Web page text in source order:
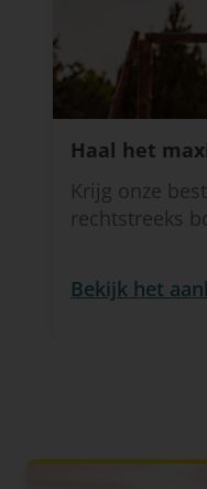
Haal het
Krijg onze
rechtstreeks
Bekijk het